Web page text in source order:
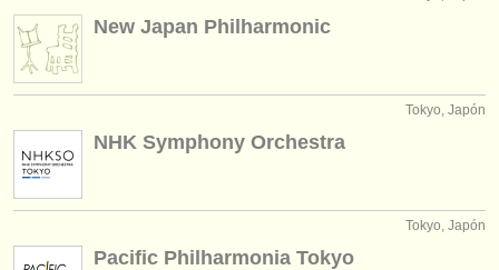
New Japan Philharmonic
Tokyo, Japón
NHK Symphony Orchestra
Tokyo, Japón
Pacific Philharmonia Tokyo